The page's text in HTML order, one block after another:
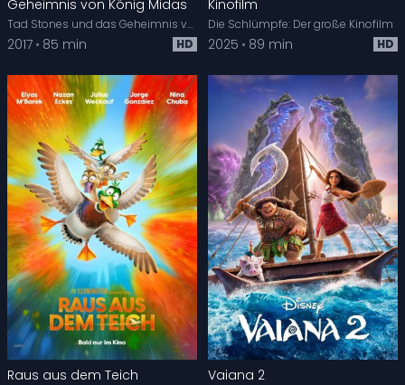
Geheimnis von König Midas
Tad Stones und das Geheimnis von König Midas
2017 85 min HD
Kinofilm
Die Schlümpfe: Der große Kinofilm
2025 89 min HD
Raus aus dem Teich Vaiana 2